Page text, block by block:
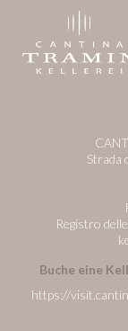
Strada
Registro
Buche eine
https://